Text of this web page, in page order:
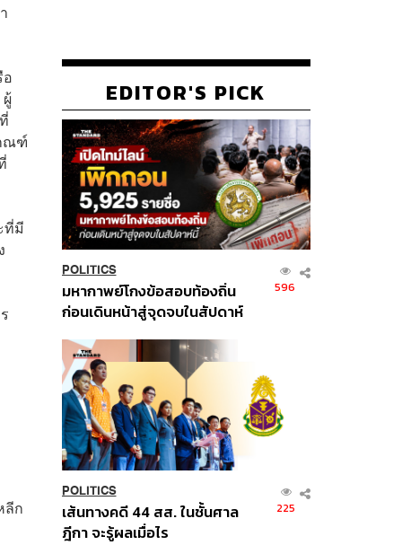
ณฑ์
ที่มี
ลีก
EDITOR'S PICK
POLITICS
มหากาพย์โกงข้อสอบท้องถิ่น
ก่อนเดินหน้าสู่จุดจบในสัปดาห์
596
POLITICS
เส้นทางคดี 44 สส. ในชั้นศาล
ฎีกา จะรู้ผลเมื่อไร
225